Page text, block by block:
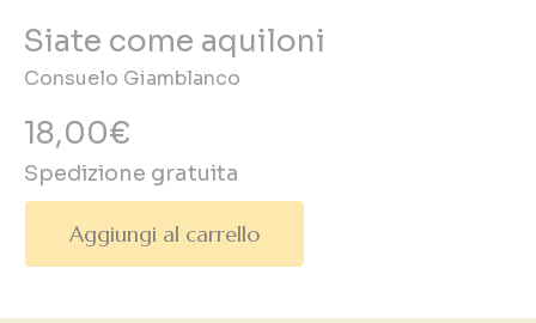
Siate come aquiloni
Consuelo Giamblanco
18,00€
Spedizione gratuita
Aggiungi al carrello